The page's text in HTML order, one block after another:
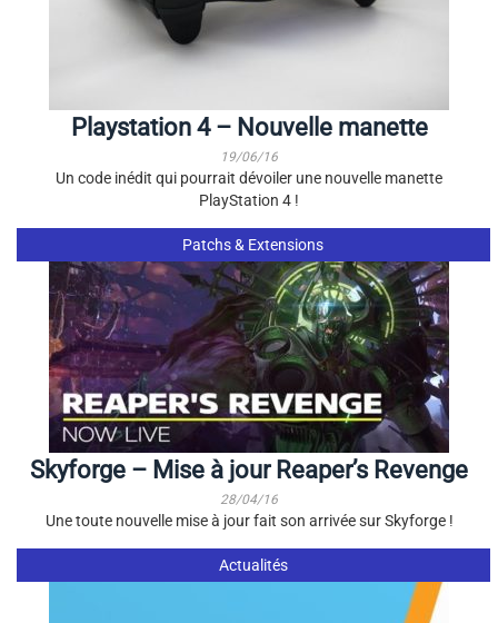
Playstation 4 – Nouvelle manette
19/06/16
Un code inédit qui pourrait dévoiler une nouvelle manette
PlayStation 4 !
Patchs & Extensions
Skyforge – Mise à jour Reaper’s Revenge
28/04/16
Une toute nouvelle mise à jour fait son arrivée sur Skyforge !
Actualités